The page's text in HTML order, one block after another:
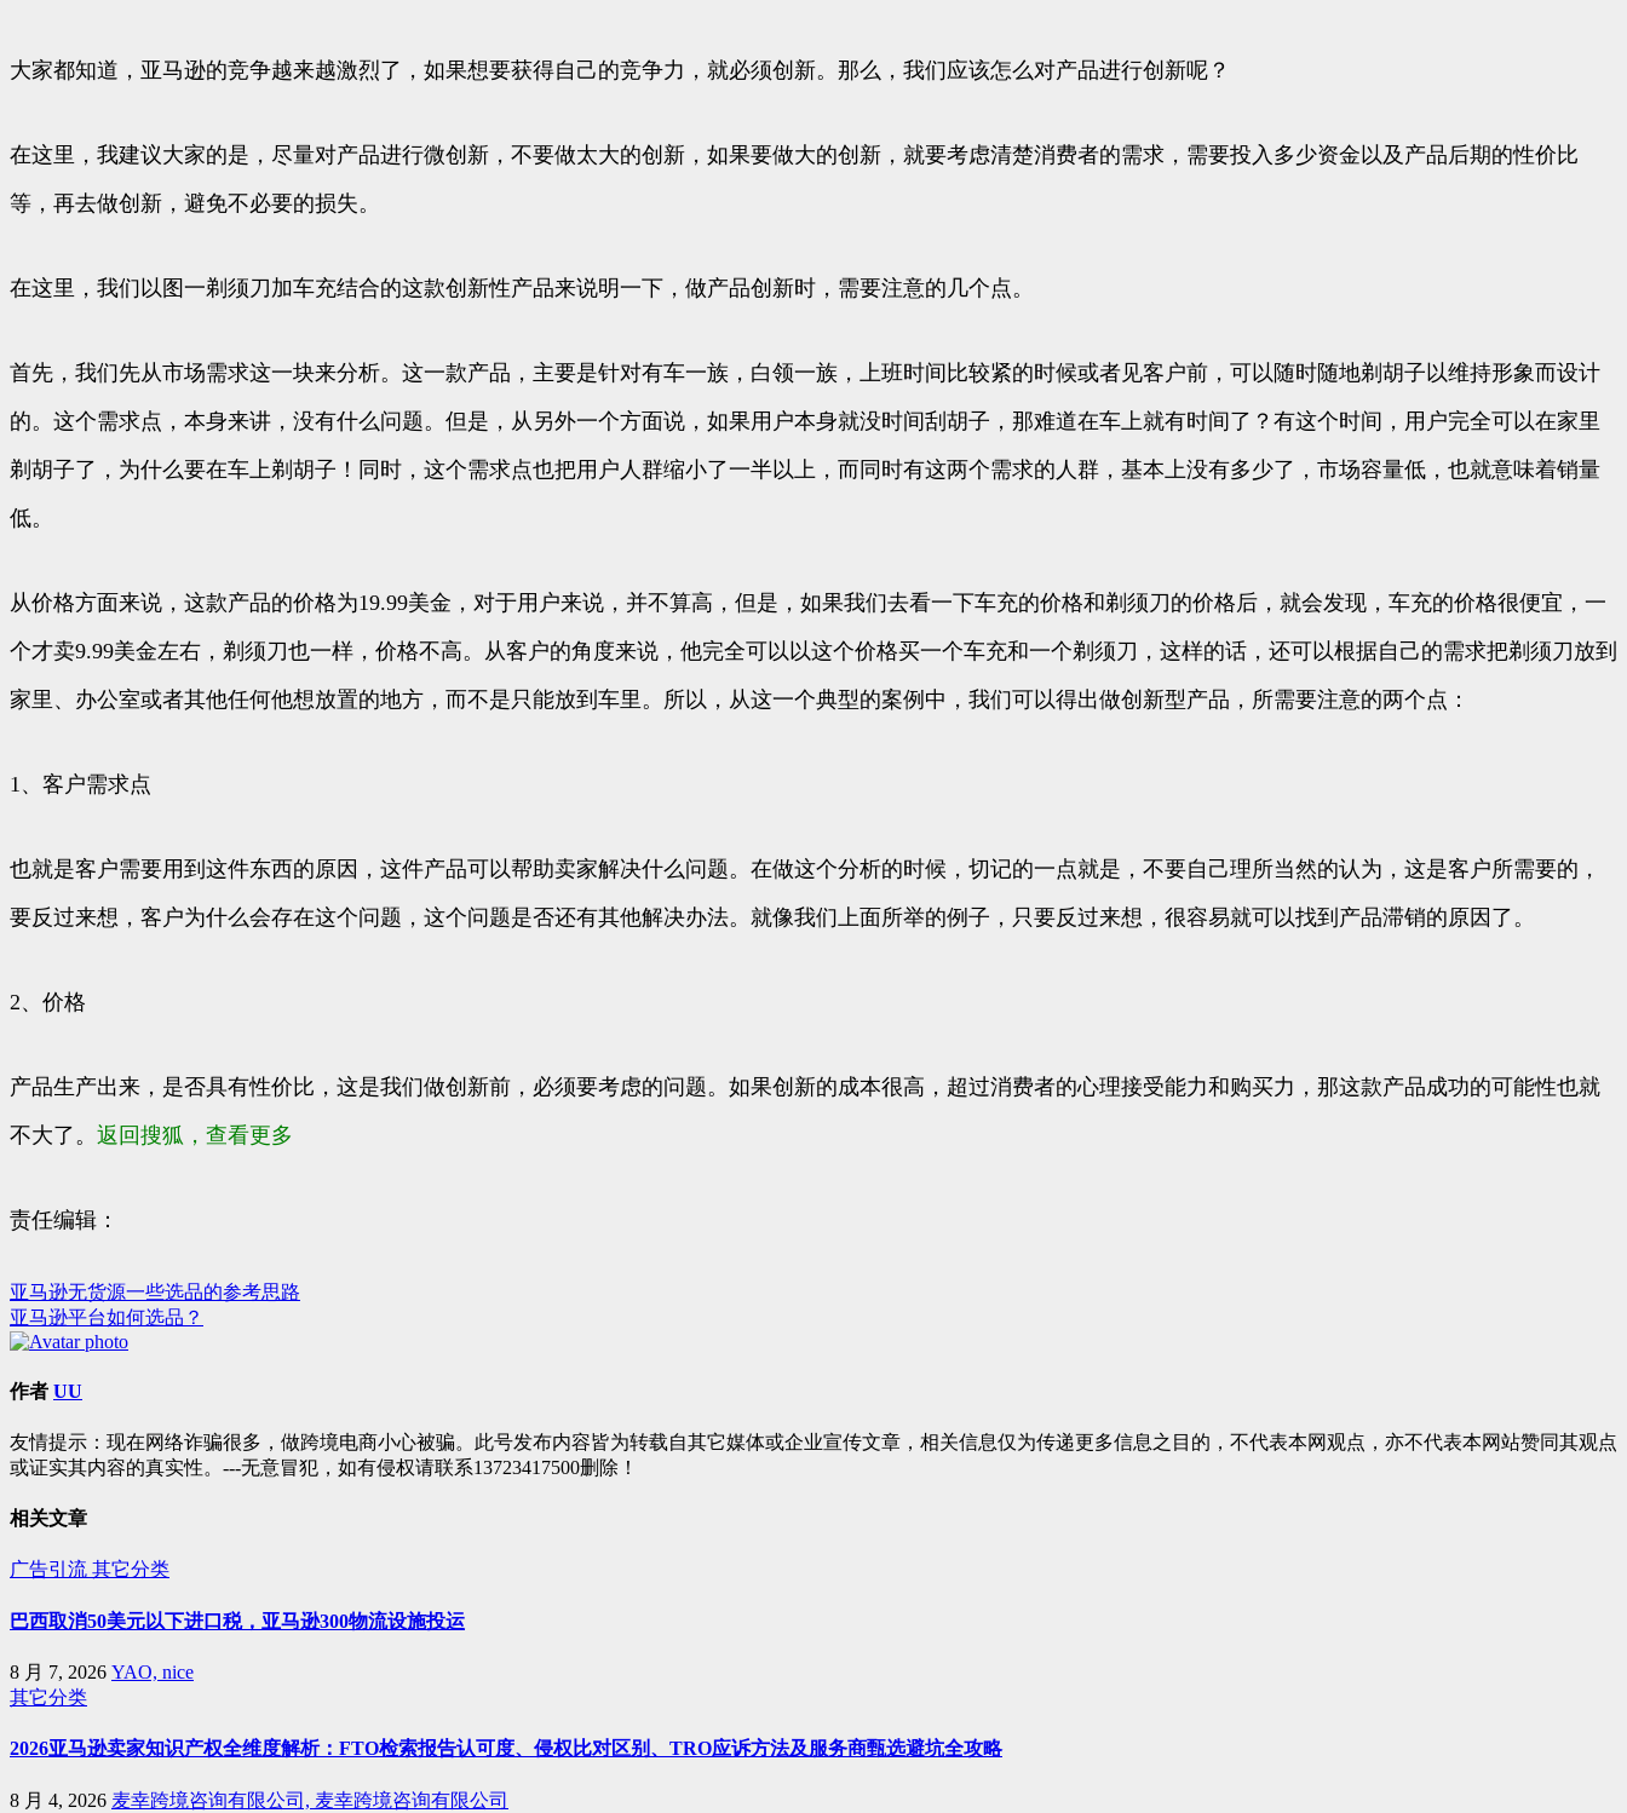
大家都知道，亚马逊的竞争越来越激烈了，如果想要获得自己的竞争力，就必须创新。那么，我们应该怎么对产品进行创新呢？
在这里，我建议大家的是，尽量对产品进行微创新，不要做太大的创新，如果要做大的创新，就要考虑清楚消费者的需求，需要投入多少资金以及产品后期的性价比
等，再去做创新，避免不必要的损失。
在这里，我们以图一剃须刀加车充结合的这款创新性产品来说明一下，做产品创新时，需要注意的几个点。
首先，我们先从市场需求这一块来分析。这一款产品，主要是针对有车一族，白领一族，上班时间比较紧的时候或者见客户前，可以随时随地剃胡子以维持形象而设计
的。这个需求点，本身来讲，没有什么问题。但是，从另外一个方面说，如果用户本身就没时间刮胡子，那难道在车上就有时间了？有这个时间，用户完全可以在家里
剃胡子了，为什么要在车上剃胡子！同时，这个需求点也把用户人群缩小了一半以上，而同时有这两个需求的人群，基本上没有多少了，市场容量低，也就意味着销量
低。
从价格方面来说，这款产品的价格为19.99美金，对于用户来说，并不算高，但是，如果我们去看一下车充的价格和剃须刀的价格后，就会发现，车充的价格很便宜，一
个才卖9.99美金左右，剃须刀也一样，价格不高。从客户的角度来说，他完全可以以这个价格买一个车充和一个剃须刀，这样的话，还可以根据自己的需求把剃须刀放到
家里、办公室或者其他任何他想放置的地方，而不是只能放到车里。所以，从这一个典型的案例中，我们可以得出做创新型产品，所需要注意的两个点：
1、客户需求点
也就是客户需要用到这件东西的原因，这件产品可以帮助卖家解决什么问题。在做这个分析的时候，切记的一点就是，不要自己理所当然的认为，这是客户所需要的，
要反过来想，客户为什么会存在这个问题，这个问题是否还有其他解决办法。就像我们上面所举的例子，只要反过来想，很容易就可以找到产品滞销的原因了。
2、价格
产品生产出来，是否具有性价比，这是我们做创新前，必须要考虑的问题。如果创新的成本很高，超过消费者的心理接受能力和购买力，那这款产品成功的可能性也就
不大了。 返回搜狐，查看更多
责任编辑：
文
章
导
亚马逊无货源一些选品的参考思路
亚马逊平台如何选品？
作者 UU
友情提示：现在网络诈骗很多，做跨境电商小心被骗。此号发布内容皆为转载自其它媒体或企业宣传文章，相关信息仅为传递更多信息之目的，不代表本网观点，亦不代表本网站赞同其观点
或证实其内容的真实性。---无意冒犯，如有侵权请联系13723417500删除！
相关文章
广告引流 其它分类
巴西取消50美元以下进口税，亚马逊300物流设施投运
8 月 7, 2026 YAO, nice
其它分类
2026亚马逊卖家知识产权全维度解析：FTO检索报告认可度、侵权比对区别、TRO应诉方法及服务商甄选避坑全攻略
8 月 4, 2026 麦幸跨境咨询有限公司, 麦幸跨境咨询有限公司